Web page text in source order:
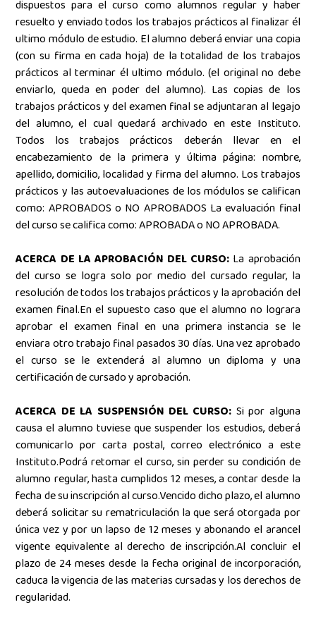
dispuestos para el curso como alumnos regular y haber
resuelto y enviado todos los trabajos prácticos al finalizar él
ultimo módulo de estudio. El alumno deberá enviar una copia
(con su firma en cada hoja) de la totalidad de los trabajos
prácticos al terminar él ultimo módulo. (el original no debe
enviarlo, queda en poder del alumno). Las copias de los
trabajos prácticos y del examen final se adjuntaran al legajo
del alumno, el cual quedará archivado en este Instituto.
Todos los trabajos prácticos deberán llevar en el
encabezamiento de la primera y última página: nombre,
apellido, domicilio, localidad y firma del alumno. Los trabajos
prácticos y las autoevaluaciones de los módulos se califican
como: APROBADOS o NO APROBADOS La evaluación final
del curso se califica como: APROBADA o NO APROBADA.
ACERCA DE LA APROBACIÓN DEL CURSO: La aprobación
del curso se logra solo por medio del cursado regular, la
resolución de todos los trabajos prácticos y la aprobación del
examen final.En el supuesto caso que el alumno no lograra
aprobar el examen final en una primera instancia se le
enviara otro trabajo final pasados 30 días. Una vez aprobado
el curso se le extenderá al alumno un diploma y una
certificación de cursado y aprobación.
ACERCA DE LA SUSPENSIÓN DEL CURSO: Si por alguna
causa el alumno tuviese que suspender los estudios, deberá
comunicarlo por carta postal, correo electrónico a este
Instituto.Podrá retomar el curso, sin perder su condición de
alumno regular, hasta cumplidos 12 meses, a contar desde la
fecha de su inscripción al curso.Vencido dicho plazo, el alumno
deberá solicitar su rematriculación la que será otorgada por
única vez y por un lapso de 12 meses y abonando el arancel
vigente equivalente al derecho de inscripción.Al concluir el
plazo de 24 meses desde la fecha original de incorporación,
caduca la vigencia de las materias cursadas y los derechos de
regularidad.